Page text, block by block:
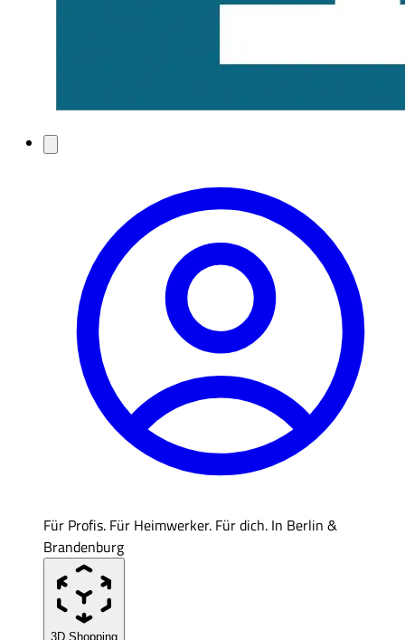
Für Profis. Für Heimwerker. Für dich. In Berlin &
Brandenburg
3D Shopping